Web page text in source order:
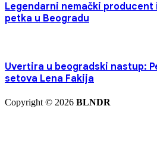
Legendarni nemački producent
petka u Beogradu
Uvertira u beogradski nastup:
setova Lena Fakija
Copyright © 2026 BLNDR